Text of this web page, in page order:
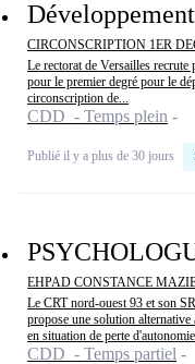
CIRCONSCRIPTION 1ER
Le rectorat de Versailles
pour le premier degré pour le
circonscription de...
CDD - Temps plein
Publié il y a plus de 30 jours
EHPAD CONSTANCE
Le CRT nord-ouest 93 et son
propose une solution alternative
en situation de perte d'autonomie
CDD - Temps partiel